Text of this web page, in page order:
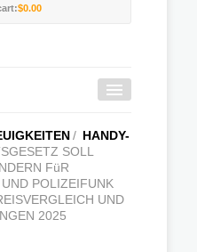
$0.00
/ HANDY-
SOLL
FüR
POLIZEIFUNK
UND
2025